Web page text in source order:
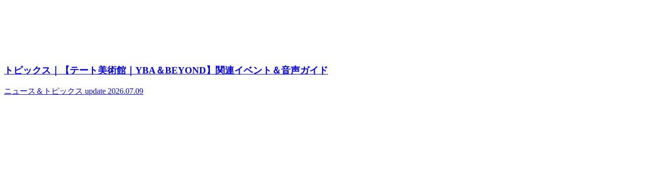
トピックス｜【テート美術館｜YBA＆BEYOND】関連イベント＆音声ガイド
ニュース＆トピックス update 2026.07.09